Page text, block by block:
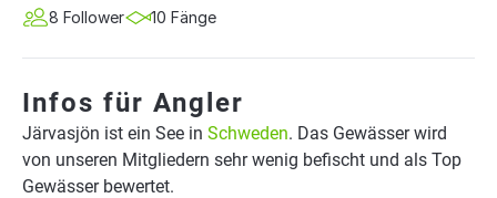
8 Follower 10 Fänge
Infos für Angler
Järvasjön ist ein See in Schweden. Das Gewässer wird
von unseren Mitgliedern sehr wenig befischt und als Top
Gewässer bewertet.